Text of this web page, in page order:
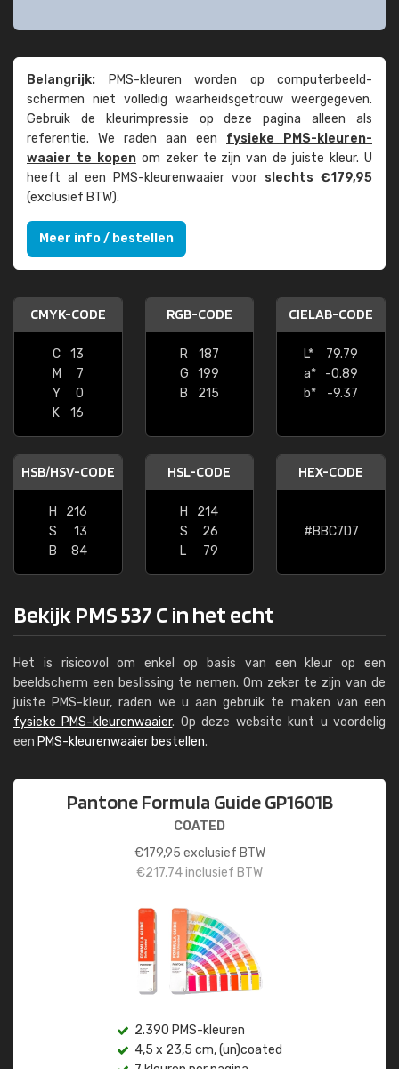
Belangrijk: PMS-kleuren worden op computer­beeld­
schermen niet volledig waarheids­­getrouw weer­gegeven.
Gebruik de kleur­impressie op deze pagina alleen als
referentie. We raden aan een fysieke PMS-kleuren­
waaier te kopenom zeker te zijn van de juiste kleur. U
heeft al een PMS-kleuren­waaier voor slechts €179,95
(exclusief BTW).
Meer info / bestellen
CMYK-CODE
C
13
M
7
Y
0
K
16
RGB-CODE
R
187
G
199
B
215
CIELAB-CODE
L*
79.79
a*
-0.89
b*
-9.37
HSB/HSV-CODE
H
216
S
13
B
84
HSL-CODE
H
214
S
26
L
79
HEX-CODE
#BBC7D7
Bekijk PMS 537 C in het echt
Het is risicovol om enkel op basis van een kleur op een
beeldscherm een beslissing te nemen. Om zeker te zijn van de
juiste PMS-kleur, raden we u aan gebruik te maken van een
fysieke PMS-kleurenwaaier. Op deze website kunt u voordelig
een PMS-kleurenwaaier bestellen.
Pantone Formula Guide GP1601B
COATED
€179,95 exclusief BTW
€217,74inclusief BTW
2.390 PMS-kleuren
4,5 x 23,5 cm, (un)coated